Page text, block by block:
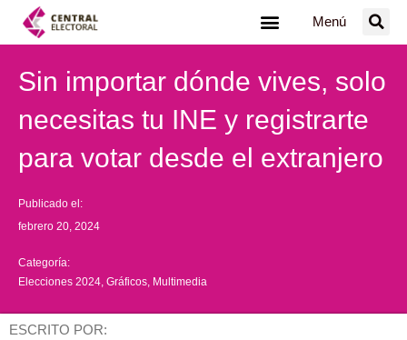
Menú
Sin importar dónde vives, solo
necesitas tu INE y registrarte
para votar desde el extranjero
Publicado el:
febrero 20, 2024
Categoría:
Elecciones 2024 Gráficos Multimedia
ESCRITO POR: